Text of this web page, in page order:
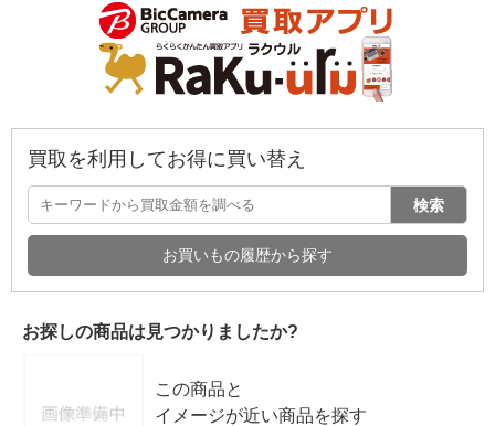
買取を利用してお得に買い替え
検索
お買いもの履歴から探す
お探しの商品は見つかりましたか?
この商品と
イメージが近い商品を探す